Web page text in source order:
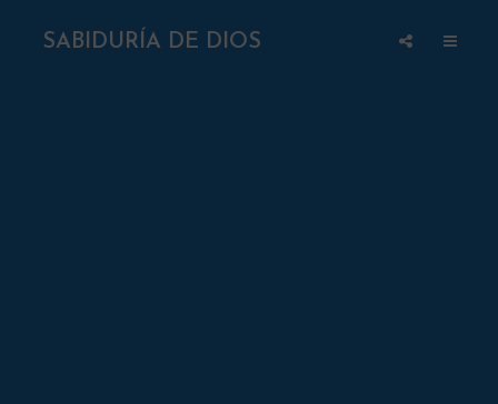
SABIDURÍA DE DIOS